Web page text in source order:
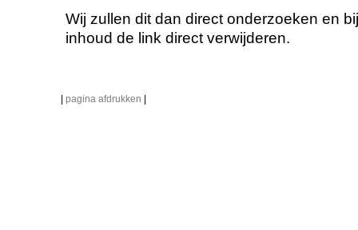
Wij zullen dit dan direct onderzoeken en
inhoud de link direct verwijderen.
pagina afdrukken